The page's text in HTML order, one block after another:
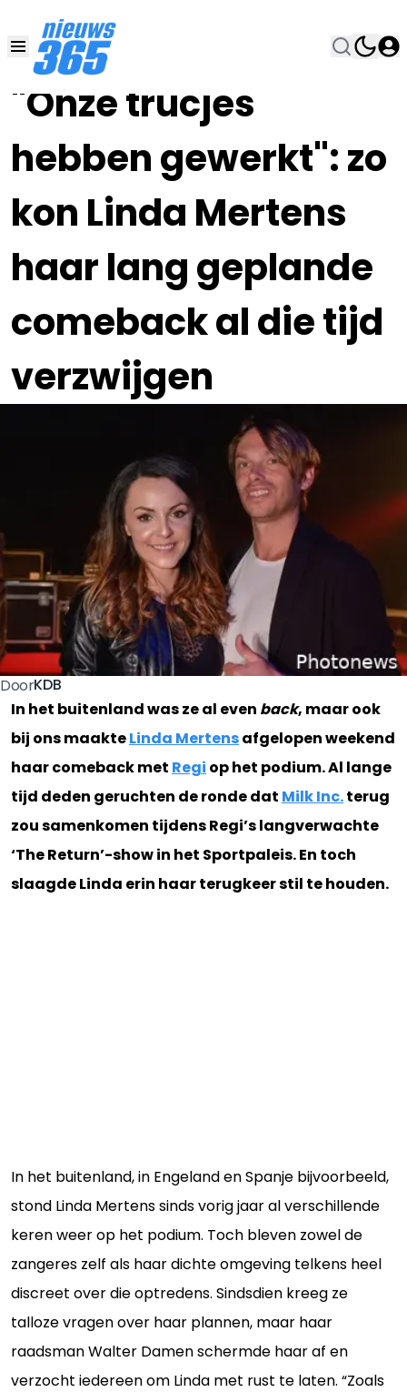
"Onze trucjes
hebben gewerkt": zo
kon Linda Mertens
haar lang geplande
comeback al die tijd
verzwijgen
30 OKT 2023, 17:00
DoorKDB
In het buitenland was ze al even back, maar ook
bij ons maakteLinda Mertensafgelopen weekend
haar comeback met Regi op het podium. Al lange
tijd deden geruchten de ronde dat Milk Inc.terug
zou samenkomen tijdens Regi’s langverwachte
‘The Return’-show in het Sportpaleis. En toch
slaagde Linda erin haar terugkeer stil te houden.
In het buitenland, in Engeland en Spanje bijvoorbeeld,
stond Linda Mertens sinds vorig jaar al verschillende
keren weer op het podium. Toch bleven zowel de
zangeres zelf als haar dichte omgeving telkens heel
discreet over die optredens. Sindsdien kreeg ze
talloze vragen over haar plannen, maar haar
raadsman Walter Damen schermde haar af en
verzocht iedereen om Linda met rust te laten. “Zoals